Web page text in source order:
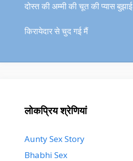
दोस्त की अम्मी की चूत की प्यास बुझाई
किरायेदार से चुद गई मैं
लोकप्रिय श्रेणियां
Aunty Sex Story
Bhabhi Sex